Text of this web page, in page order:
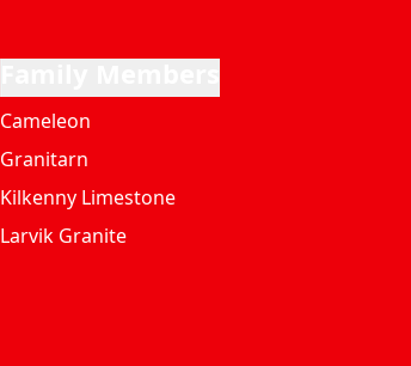
Cameleon
Granitarn
Kilkenny Limestone
Larvik Granite